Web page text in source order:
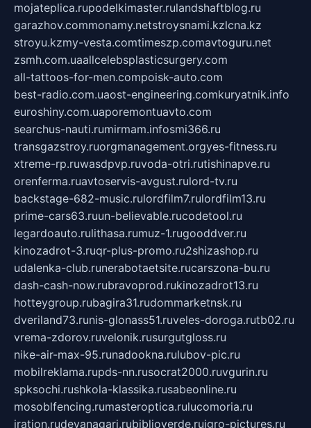
mojateplica.rupodelkimaster.rulandshaftblog.ru
garazhov.commonamy.netstroysnami.kzlcna.kz
stroyu.kzmy-vesta.comtimeszp.comavtoguru.net
zsmh.com.uaallcelebsplasticsurgery.com
all-tattoos-for-men.compoisk-auto.com
best-radio.com.uaost-engineering.comkuryatnik.info
euroshiny.com.uaporemontuavto.com
searchus-nauti.rumirmam.infosmi366.ru
transgazstroy.ruorgmanagement.orgyes-fitness.ru
xtreme-rp.ruwasdpvp.ruvoda-otri.rutishinapve.ru
orenferma.ruavtoservis-avgust.rulord-tv.ru
backstage-682-music.rulordfilm7.rulordfilm13.ru
prime-cars63.ruun-believable.rucodetool.ru
legardoauto.rulithasa.rumuz-1.rugooddver.ru
kinozadrot-3.ruqr-plus-promo.ru2shizashop.ru
udalenka-club.runerabotaetsite.rucarszona-bu.ru
dash-cash-now.rubravoprod.rukinozadrot13.ru
hotteygroup.rubagira31.rudommarketnsk.ru
dveriland73.runis-glonass51.ruveles-doroga.rutb02.ru
vrema-zdorov.ruvelonik.rusurgutgloss.ru
nike-air-max-95.runadookna.rulubov-pic.ru
mobilreklama.rupds-nn.rusocrat2000.ruvgurin.ru
spksochi.rushkola-klassika.rusabeonline.ru
mosoblfencing.rumasteroptica.rulucomoria.ru
iration.rudevanagari.rubiblioverde.ruigro-pictures.ru